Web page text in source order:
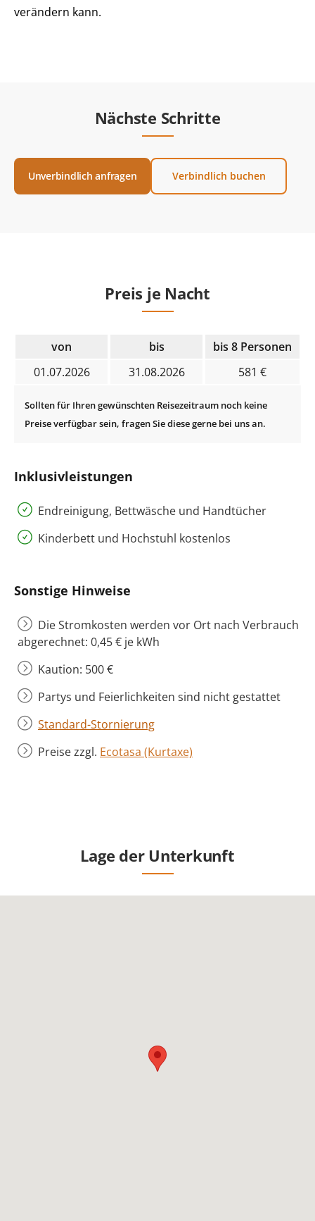
verändern kann.
Nächste Schritte
Unverbindlich anfragen Verbindlich buchen
Preis je Nacht
von bis
bis 8 Personen
01.07.2026
31.08.2026 581 €
Inklusivleistungen
Endreinigung, Bettwäsche und Handtücher
Kinderbett und Hochstuhl kostenlos
Sonstige Hinweise
Die Stromkosten werden vor Ort nach Verbrauch
abgerechnet: 0,45 € je kWh
Kaution: 500 €
Partys und Feierlichkeiten sind nicht gestattet
Standard-Stornierung
Preise zzgl. Ecotasa (Kurtaxe)
Lage der Unterkunft